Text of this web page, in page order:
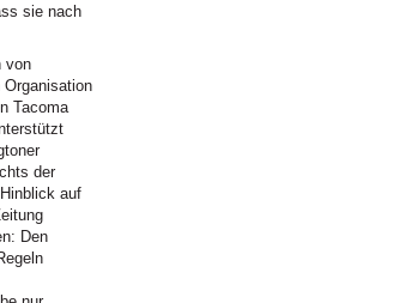
sie nach
von
Tacoma
der
auf
Den